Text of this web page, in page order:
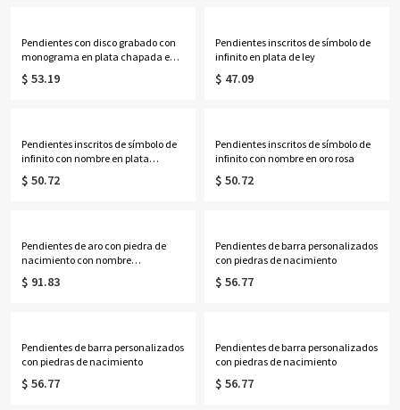
Pendientes con disco grabado con
monograma en plata chapada en
oro de 18 quilates
$ 53.19
Pendientes inscritos de símbolo de
infinito en plata de ley
$ 47.09
Pendientes inscritos de símbolo de
infinito con nombre en plata
chapada en oro
$ 50.72
Pendientes inscritos de símbolo de
infinito con nombre en oro rosa
$ 50.72
Pendientes de aro con piedra de
nacimiento con nombre
personalizado en plata
$ 91.83
Pendientes de barra personalizados
con piedras de nacimiento
$ 56.77
Pendientes de barra personalizados
con piedras de nacimiento
$ 56.77
Pendientes de barra personalizados
con piedras de nacimiento
$ 56.77